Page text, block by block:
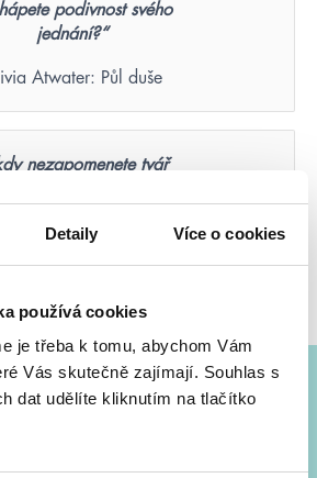
Detaily Více o cookies
používá cookies
je třeba k tomu, abychom Vám
Vás skutečně zajímají. Souhlas s
dat udělíte kliknutím na tlačítko
podivnost svého
jednání?“
Atwater: Půl duše
nezapomenete tvář